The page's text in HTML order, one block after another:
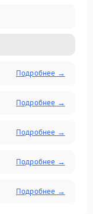
Подробнее →
Подробнее →
Подробнее →
Подробнее →
Подробнее →